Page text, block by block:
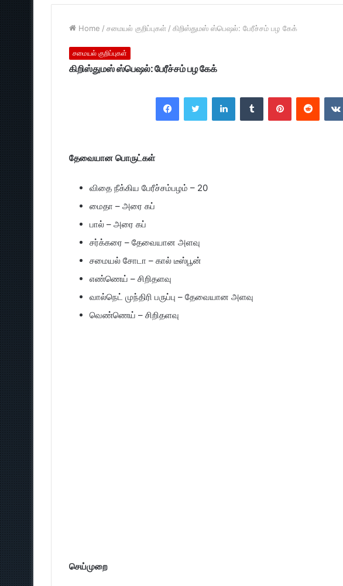
Home / சமையல் குறிப்புகள் / கிறிஸ்துமஸ் ஸ்பெஷல்: பேரீச்சம் பழ கேக்
சமையல் குறிப்புகள்
கிறிஸ்துமஸ் ஸ்பெஷல்: பேரீச்சம் பழ கேக்
FacebookTwitter LinkedInTumblr PinterestReddit
தேவையான பொருட்கள்
விதை நீக்கிய பேரீச்சம்பழம் – 20
மைதா – அரை கப்
பால் – அரை கப்
சர்க்கரை – தேவையான அளவு
சமையல் சோடா – கால் டீஸ்பூன்
எண்ணெய் – சிறிதளவு
வால்நெட் முந்திரி பருப்பு – தேவையான அளவு
வெண்ணெய் – சிறிதளவு
செய்முறை